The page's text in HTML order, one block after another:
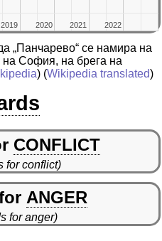
2019
2019 2020
2020 2021
2021 2022
2022
„Панчарево“ се намира на
на София, на брега на
) (Wikipedia translated)
CONFLICT
for conflict)
ANGER
for anger)